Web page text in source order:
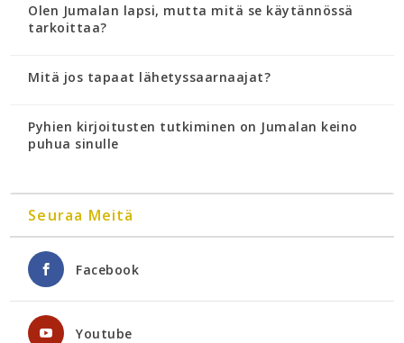
Olen Jumalan lapsi, mutta mitä se käytännössä
tarkoittaa?
Mitä jos tapaat lähetyssaarnaajat?
Pyhien kirjoitusten tutkiminen on Jumalan keino
puhua sinulle
Seuraa Meitä
Facebook
Youtube